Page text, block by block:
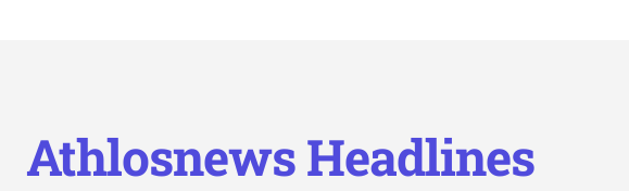
Athlosnews Headlines